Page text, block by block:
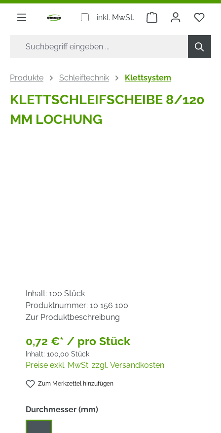
springen
inkl. MwSt. Warenkorb
Produkte Schleiftechnik Klettsystem
KLETTSCHLEIFSCHEIBE 8/120
MM LOCHUNG
Inhalt: 100 Stück
Produktnummer: 10 156 100
Zur Produktbeschreibung
0,72 €* / pro Stück
Inhalt: 100,00 Stück
Preise exkl. MwSt. zzgl. Versandkosten
Zum Merkzettel hinzufügen
Durchmesser (mm)auswählen